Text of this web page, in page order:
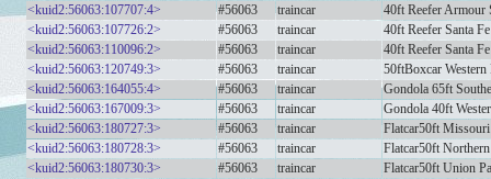
<kuid2:56063:107707:4>
#56063 traincar
40ft Reefer
<kuid2:56063:107726:2>
#56063 traincar
40ft Reefer Santa
<kuid2:56063:110096:2>
#56063 traincar
40ft Reefer Santa
<kuid2:56063:120749:3>
#56063 traincar
50ftBoxcar
<kuid2:56063:164055:4>
#56063 traincar
Gondola 65ft
<kuid2:56063:167009:3>
#56063 traincar
Gondola 40ft
<kuid2:56063:180727:3>
#56063 traincar
Flatcar50ft
<kuid2:56063:180728:3>
#56063 traincar
Flatcar50ft
<kuid2:56063:180730:3>
#56063 traincar
Flatcar50ft Union